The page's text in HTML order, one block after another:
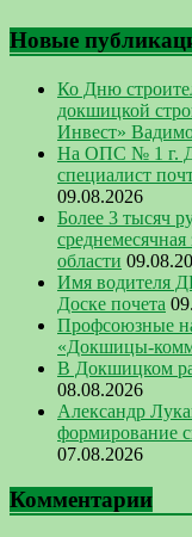
Новые
Ко Дню
докшицкой
Инвест»
На ОПС № 1 г.
специалист
09.08.2026
Более 3 тысяч
среднемесячная
области
Имя водителя
Доске почета
Профсоюзные
«Докшицы-
В Докшицком
08.08.2026
Александр
формирование
07.08.2026
Комментарии